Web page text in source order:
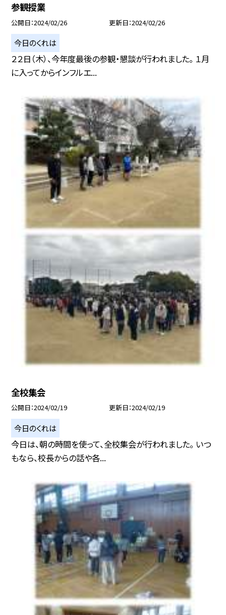
参観授業
公開日 2024/02/26 更新日 2024/02/26
今日のくれは
２２日（木）、今年度最後の参観・懇談が行われました。 １月
に入ってからインフルエ...
全校集会
公開日 2024/02/19 更新日 2024/02/19
今日のくれは
今日は、朝の時間を使って、全校集会が行われました。 いつ
もなら、校長からの話や各...